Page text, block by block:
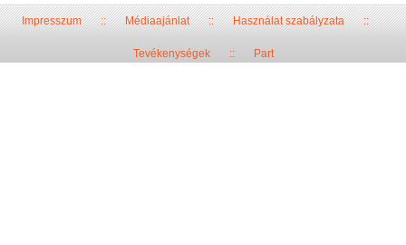
Impresszum::Médiaajánlat::Használat szabályzata::
Tevékenységek:: Part